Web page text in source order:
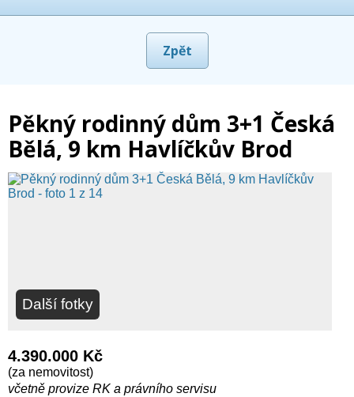
Zpět
Pěkný rodinný dům 3+1 Česká
Bělá, 9 km Havlíčkův Brod
Další fotky
4.390.000 Kč
(za nemovitost)
včetně provize RK a právního servisu